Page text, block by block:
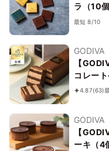
ラ（10
最短 8/10
GODIVA
【
コレー
4.87(63)
GODIVA
【
ーキ（4